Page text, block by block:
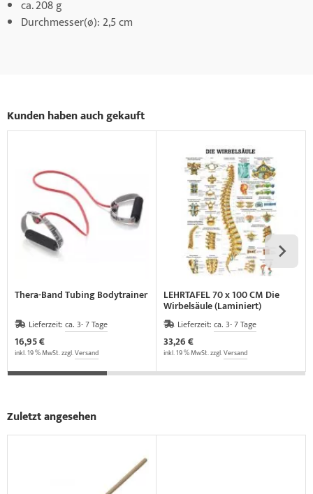
ca. 208 g
Durchmesser(ø): 2,5 cm
Kunden haben auch gekauft
Thera-Band Tubing Bodytrainer
Lieferzeit: ca. 3- 7 Tage
16,95 €
inkl. 19 % MwSt. zzgl.Versand
LEHRTAFEL 70 x 100 CM Die
Wirbelsäule (Laminiert)
Lieferzeit: ca. 3- 7 Tage
33,26 €
inkl. 19 % MwSt. zzgl.Versand
Zuletzt angesehen